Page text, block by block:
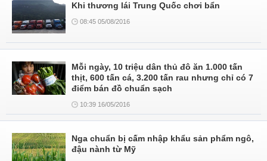
Khi thương lái Trung Quốc chơi bẩn
08:45 05/08/2016
Mỗi ngày, 10 triệu dân thủ đô ăn 1.000 tấn
thịt, 600 tấn cá, 3.200 tấn rau nhưng chỉ có 7
điểm bán đồ chuẩn sạch
10:39 16/05/2016
Nga chuẩn bị cấm nhập khẩu sản phẩm ngô,
đậu nành từ Mỹ